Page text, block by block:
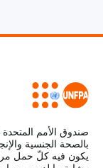
صندوق الأمم المتحدة
بالصحة الجنسية
يكون فيه كلّ حمل